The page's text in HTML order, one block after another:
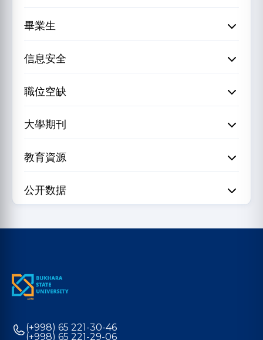
畢業生
信息安全
職位空缺
大學期刊
教育資源
公开数据
(+998) 65 221-30-46
(+998) 65 221-29-06